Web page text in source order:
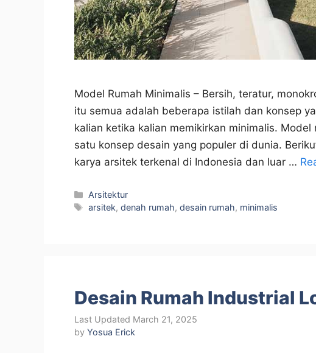
Model Rumah Minimalis – Bersih, teratur,
itu semua adalah beberapa istilah dan konsep
kalian ketika kalian memikirkan minimalis.
satu konsep desain yang populer di dunia.
karya arsitek terkenal di Indonesia dan luar …
Categories
Arsitektur
Tags
arsitek,denah rumah,desain rumah, minimalis
Desain Rumah Industrial
March 21, 2025
by Yosua Erick